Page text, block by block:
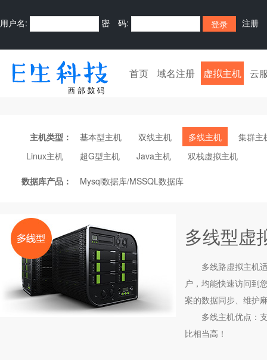
用户名: 密 码: 注册
首页 域名注册 虚拟主机 云
主机类型： 基本型主机 双线主机 多线主机
集群主
Linux主机
超G型主机 Java主机 双栈虚拟主机
数据库产品： Mysql数据库/MSSQL数据库
多线型虚
多线路虚拟主机
户，均能快速访问到
案的数据同步、维护
多线主机优点：
比相当高！